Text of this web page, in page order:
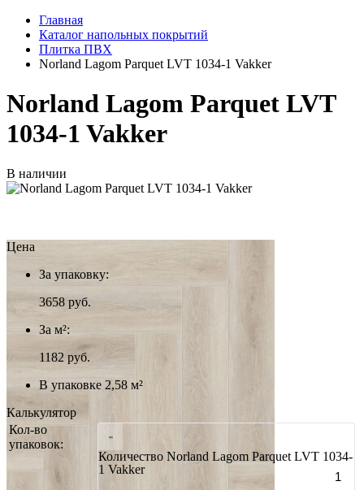
Главная
Каталог напольных покрытий
Плитка ПВХ
Norland Lagom Parquet LVT 1034-1 Vakker
Norland Lagom Parquet LVT
1034-1 Vakker
В наличии
Цена
За упаковку:
3658 руб.
За м²:
1182 руб.
В упаковке 2,58 м²
Калькулятор
Кол-во
упаковок:
-
Количество Norland Lagom Parquet LVT 1034-
1 Vakker